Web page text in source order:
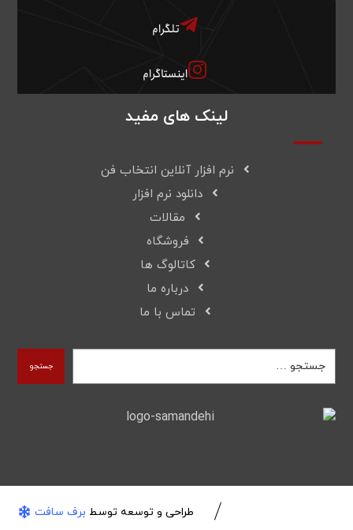
تلگرام
اینستاگرام
لینک های مفید
نرم افزار آنلاین انتخاب فن
دانلود نرم افزار
مقالات
فروشگاه
کاتالوگ ها
درباره ما
تماس با ما
جستجو
طراحی و توسعه توسط برف سافت